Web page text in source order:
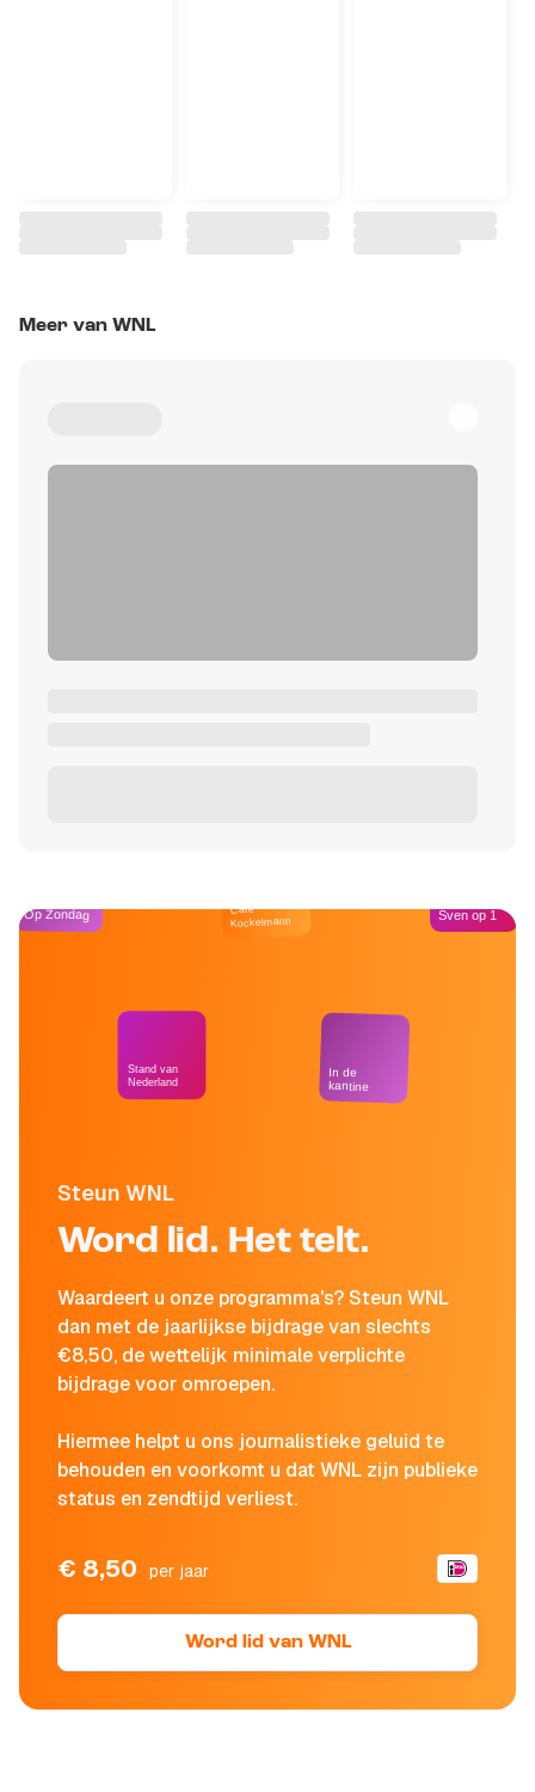
Meer van WNL
Steun WNL
Word lid. Het telt.
Waardeert u onze programma's? Steun WNL
dan met de jaarlijkse bijdrage van slechts
€8,50, de wettelijk minimale verplichte
bijdrage voor omroepen.
Hiermee helpt u ons journalistieke geluid te
behouden en voorkomt u dat WNL zijn publieke
status en zendtijd verliest.
€ 8,50 per jaar
Word lid van WNL
Op Zondag
Stand van
Nederland
Café
Kockelmann
In de
kantine
Sven op 1